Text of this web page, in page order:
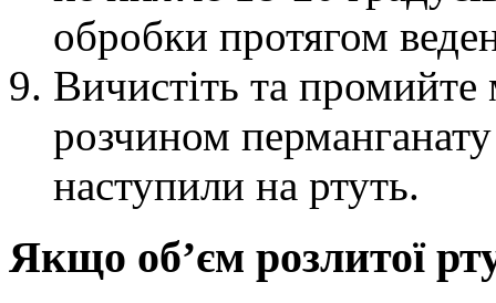
обробки протягом
Вичистіть та
розчином
наступили на ртуть.
Якщо об’єм розлитої